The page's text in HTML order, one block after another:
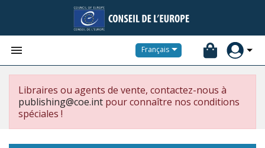
 Français
Libraires ou agents de vente, contactez-nous à
publishing@coe.int pour connaître nos conditions
spéciales !